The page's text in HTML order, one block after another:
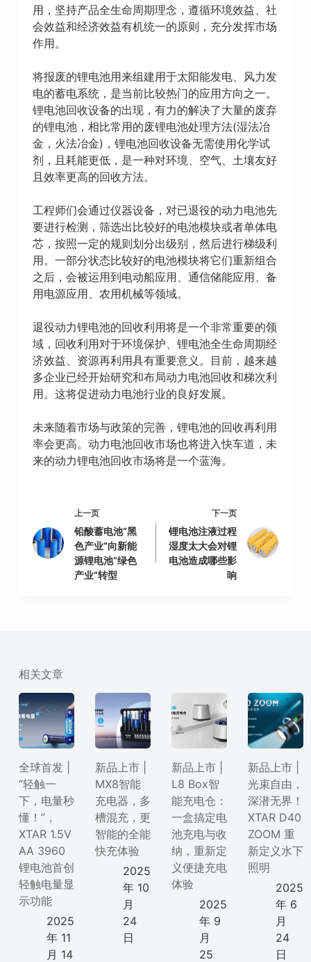
用，坚持产品全生命周期理念，遵循环境效益、社
会效益和经济效益有机统一的原则，充分发挥市场
作用。
将报废的锂电池用来组建用于太阳能发电、风力发
电的蓄电系统，是当前比较热门的应用方向之一。
锂电池回收设备的出现，有力的解决了大量的废弃
的锂电池，相比常用的废锂电池处理方法(湿法冶
金，火法冶金)，锂电池回收设备无需使用化学试
剂，且耗能更低，是一种对环境、空气、土壤友好
且效率更高的回收方法。
工程师们会通过仪器设备，对已退役的动力电池先
要进行检测，筛选出比较好的电池模块或者单体电
芯，按照一定的规则划分出级别，然后进行梯级利
用。一部分状态比较好的电池模块将它们重新组合
之后，会被运用到电动船应用、通信储能应用、备
用电源应用、农用机械等领域。
退役动力锂电池的回收利用将是一个非常重要的领
域，回收利用对于环境保护、锂电池全生命周期经
济效益、资源再利用具有重要意义。目前，越来越
多企业已经开始研究和布局动力电池回收和梯次利
用。这将促进动力电池行业的良好发展。
未来随着市场与政策的完善，锂电池的回收再利用
率会更高。动力电池回收市场也将进入快车道，未
来的动力锂电池回收市场将是一个蓝海。
上一页
铅酸蓄电池“黑
色产业”向新能
源锂电池“绿色
产业”转型
下一页
锂电池注液过程
湿度太大会对锂
电池造成哪些影
响
相关文章
全球首发 |
“轻触一
下，电量秒
懂！”，
XTAR 1.5V
AA 3960
锂电池首创
轻触电量显
示功能
2025
年 11
月 14
新品上市 |
MX8智能
充电器，多
槽混充，更
智能的全能
快充体验
2025
年 10
月
24
日
新品上市 |
L8 Box智
能充电仓：
一盒搞定电
池充电与收
纳，重新定
义便捷充电
体验
2025
年 9
月
25
新品上市 |
光束自由，
深潜无界！
XTAR D40
ZOOM 重
新定义水下
照明
2025
年 6
月
24
日